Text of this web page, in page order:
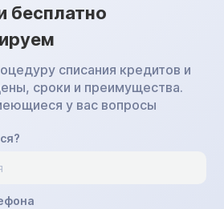
бесплатно
списания кредитов и
сроки и преимущества.
у вас вопросы